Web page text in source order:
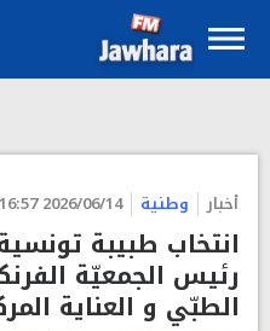
أخبار وطنية 2026/06/14 16:57
انتخاب طبيبة
رئيس الجمعيّة
الطبّي و العناية